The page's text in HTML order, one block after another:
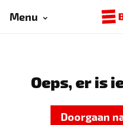
Menu
Oeps, er is
Doorgaan